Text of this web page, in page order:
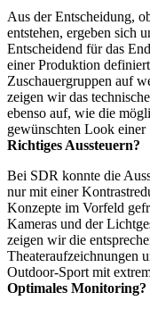
Aus der Entscheidung,
entstehen, ergeben sich
Entscheidend für das
einer Produktion
Zuschauergruppen auf
zeigen wir das
ebenso auf, wie die
gewünschten Look einer
Richtiges Aussteuern?
Bei SDR konnte die
nur mit einer
Konzepte im Vorfeld
Kameras und der
zeigen wir die
Theateraufzeichnungen
Outdoor-Sport mit
Optimales Monitoring?